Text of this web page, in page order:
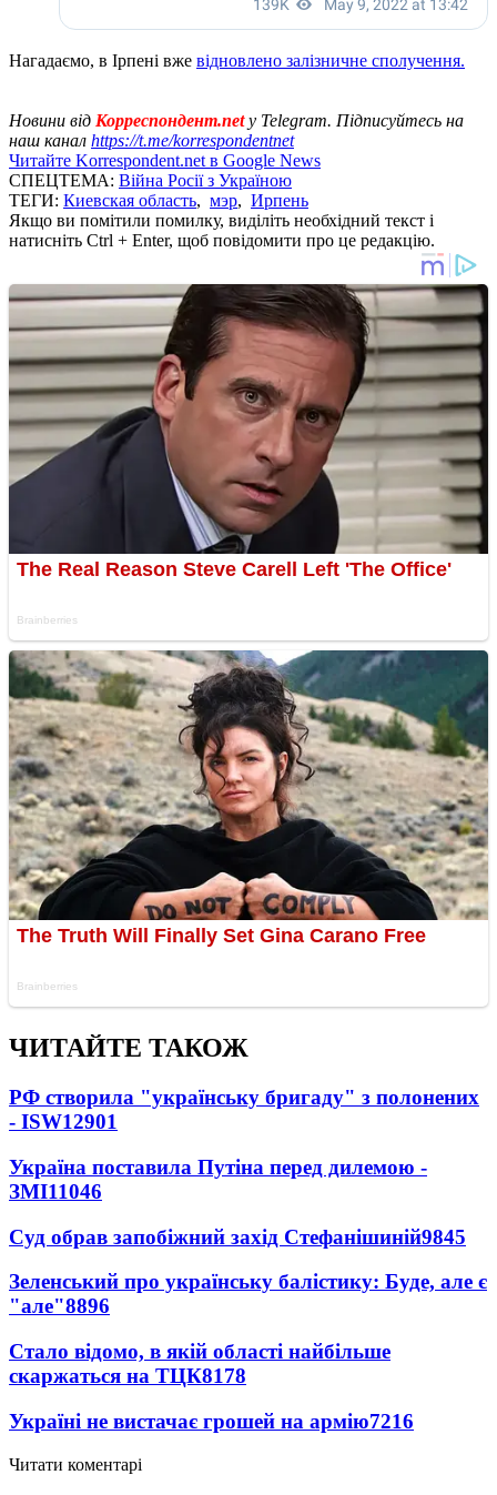
Нагадаємо, в Ірпені вже відновлено залізничне сполучення.
Новини від Корреспондент.netу Telegram. Підписуйтесь на
наш канал https://t.me/korrespondentnet
Читайте Korrespondent.net в Google News
СПЕЦТЕМА: Війна Росії з Україною
ТЕГИ: Киевская область, мэр, Ирпень
Якщо ви помітили помилку, виділіть необхідний текст і
натисніть Ctrl + Enter, щоб повідомити про це редакцію.
ЧИТАЙТЕ ТАКОЖ
РФ створила "українську бригаду" з полонених
- ISW12901
Україна поставила Путіна перед дилемою -
ЗМІ11046
Суд обрав запобіжний захід Стефанішиній9845
Зеленський про українську балістику: Буде, але є
"але"8896
Стало відомо, в якій області найбільше
скаржаться на ТЦК8178
Україні не вистачає грошей на армію7216
Читати коментарі